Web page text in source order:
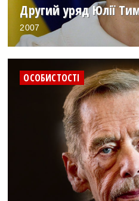
Другий уряд Юлії
2007
ОСОБИСТОСТІ